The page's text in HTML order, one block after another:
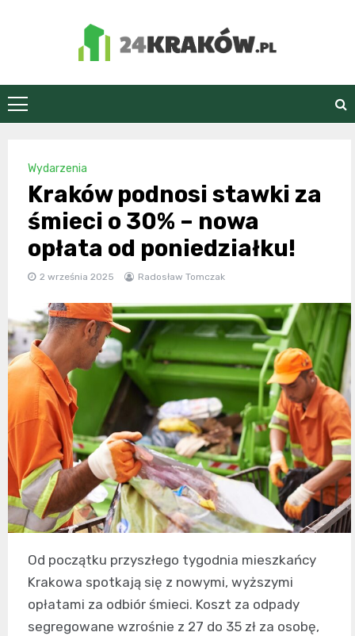
24Kraków.pl
Wydarzenia
Kraków podnosi stawki za
śmieci o 30% – nowa
opłata od poniedziałku!
2 września 2025 Radosław Tomczak
Od początku przyszłego tygodnia mieszkańcy
Krakowa spotkają się z nowymi, wyższymi
opłatami za odbiór śmieci. Koszt za odpady
segregowane wzrośnie z 27 do 35 zł za osobę,